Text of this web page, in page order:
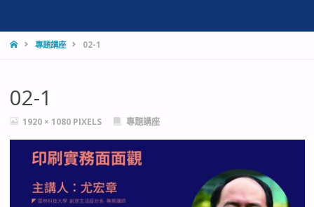
HOME專題講座 02-1
02-1
FULL1920 × 1080 PIXELS 專題講座